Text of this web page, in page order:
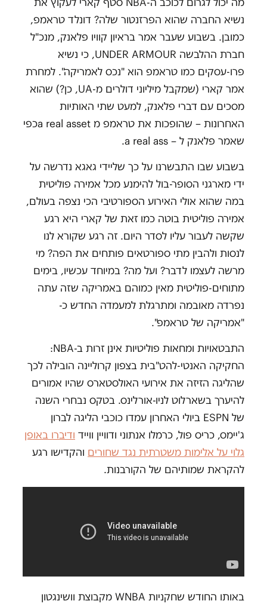
נשיא החברה שהוא הפרזנטור שלה? דונלד טראמפ,
כמובן. בשבוע שעבר אמר בראיון קוויו פלאנק, מנכ"ל
חברת ההלבשה UNDER ARMOUR, כי נשיא
פרו-עסקים כמו טראמפ הוא "נכס לאמריקה". למחרת
אמר קארי (שמקבל מיליוני דולרים מ-UA, כן?) שהוא
מסכים עם דברי פלאנק, למעט שתי האותיות
האחרונות – שהופכות את טראמפ מ a real assetכפי
שאמר פלאנק ל – a real ass
.
בשבוע שבו התבשרנו על כך שליידי גאגא נדרשה על
ידי מארגני הסופר-בול להימנע מכל אמירה פוליטית
במה שהוא אולי האירוע הספורטיבי הכי נצפה בעולם,
אמירה פוליטית בוטה כמו זאת של קארי היא רגע
שקשה לעבור עליו לסדר היום. זה רגע שקורא לנו
לנסות ולהבין מתי ספורטאים פותחים את הפה? מי
מרשה לעצמו לדבר? ועל מה? במיוחד עכשיו, בימים
מתוחים-פוליטית מאין כמוהם באמריקה שזה עתה
נפרדה מאובמה ומתרגלת למעמדה החדש כ-
"אמריקה של טראמפ".
התבטאויות ומחאות פוליטיות אינן זרות ב-NBA
:
החקיקה האנטי-להט"בית בצפון קרוליינה הובילה לכך
שהליגה הזיזה את אירועי האולסטארס שהיו אמורים
להיערך בשארלוט לניו-אורלינס. בטקס נבחרי השנה
של ESPN ביולי האחרון עמדו כוכבי הליגה לברון
ג'יימס, כריס פול, כרמלו אנתוני ודוויין ווייד ודיברו באופן
גלוי על אלימות משטרתית נגד שחורים והקדישו רגע
להקראת שמותיהם של הקורבנות.
באותו החודש שחקניות WNBA מקבוצת וושינגטון